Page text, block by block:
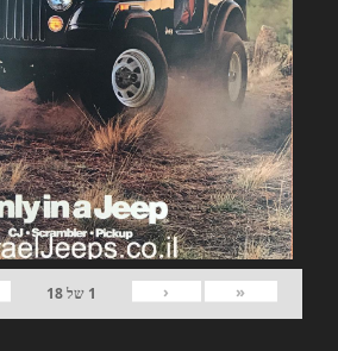
«
‹
1 של18